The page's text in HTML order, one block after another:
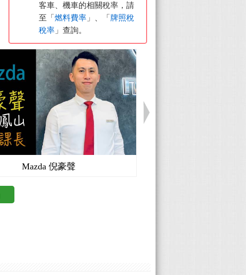
客車、機車的相關稅率，請
至「燃料費率 」、「 牌照稅
稅率 」查詢。
Mazda 倪豪聲